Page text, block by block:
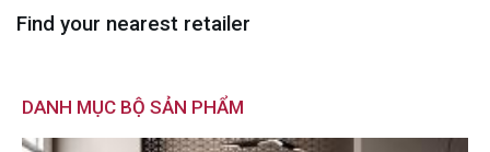
Find your nearest retailer
DANH MỤC BỘ SẢN PHẨM